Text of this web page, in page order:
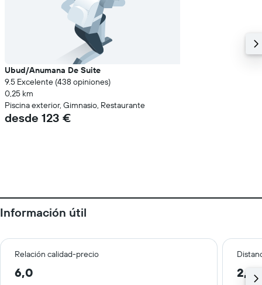
Ubud/Anumana De Suite
9.5 Excelente (438 opiniones)
0,25 km
Piscina exterior, Gimnasio, Restaurante
desde 123 €
Información útil
Relación calidad-precio
6,0 2,2